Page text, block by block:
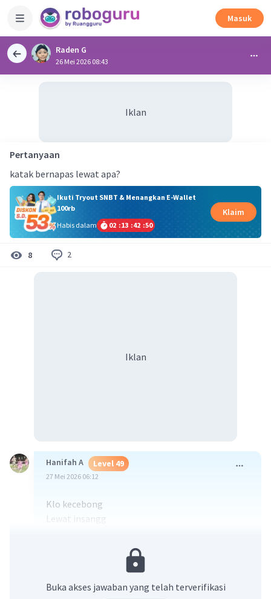
Masuk
Raden G
26 Mei 2026 08:43
Iklan
Pertanyaan
katak bernapas lewat apa?
Ikuti Tryout SNBT & Menangkan E-Wallet
100rb
Habis dalam
02 :13 :42 :49
Klaim
8 2
Iklan
Hanifah A Level 49
27 Mei 2026 06:12
Klo kecebong
Lewat insangg
Klo ada yg gk jelas tanya in aja gpp
Buka akses jawaban yang telah terverifikasi